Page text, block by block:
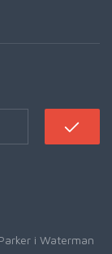
i Waterman